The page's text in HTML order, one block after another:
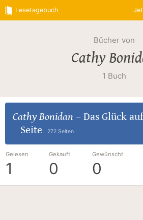
Lesetagebuch
Bücher von
Cathy
1 Buch
Cathy Bonidan – Das Glück
Seite
272 Seiten
Gelesen
1
Gekauft
0
Gewünscht
0